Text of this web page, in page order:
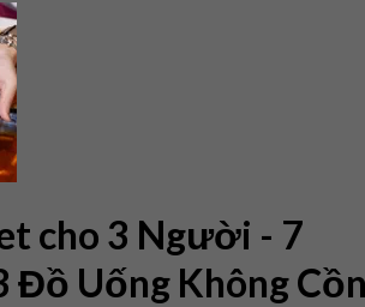
cho 3 Người - 7
Đồ Uống Không